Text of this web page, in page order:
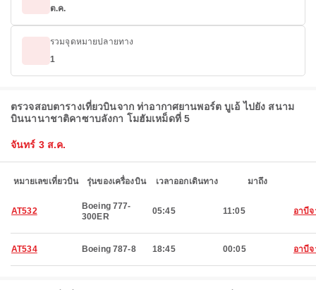
ต.ค.
รวมจุดหมายปลายทาง
1
ตรวจสอบตารางเที่ยวบินจาก ท่าอากาศยานพอร์ต บูเอ้ ไปยัง สนาม
บินนานาชาติคาซาบลังกา โมฮัมเหม็ดที่ 5
จันทร์ 3 ส.ค.
หมายเลขเที่ยวบิน รุ่นของเครื่องบิน เวลาออกเดินทาง มาถึง
AT532
Boeing 777-
300ER
05:45 11:05 อาบี
AT534 Boeing 787-8 18:45 00:05 อาบี